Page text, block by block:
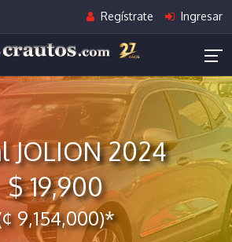
Regístrate Ingresar
JOLION 2024
$ 19,900
9,154,000)*